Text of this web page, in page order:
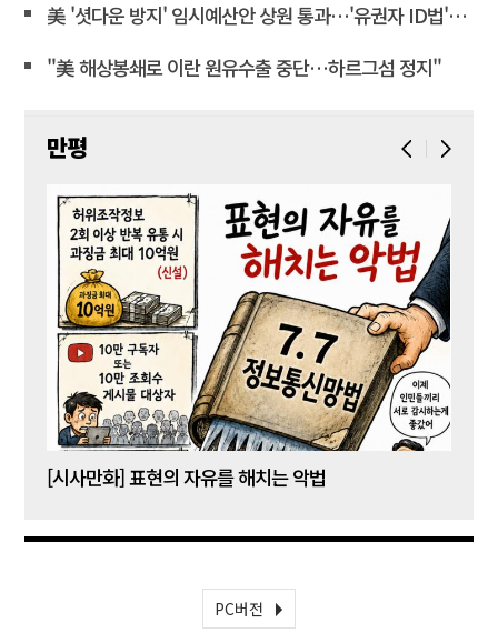
美 '셧다운 방지' 임시예산안 상원 통과…'유권자 ID법'은 좌절
"美 해상봉쇄로 이란 원유수출 중단…하르그섬 정지"
만평
[시사만화] 표현의 자유를 해치는 악법
PC버전